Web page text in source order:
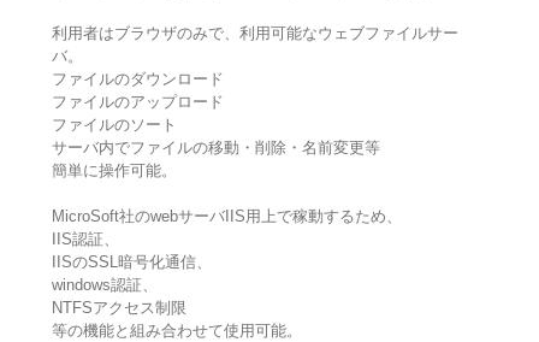
利用者はブラウザのみで、利用可能なウェブファイルサー
バ。
ファイルのダウンロード
ファイルのアップロード
ファイルのソート
サーバ内でファイルの移動・削除・名前変更等
簡単に操作可能。
MicroSoft社のwebサーバIIS用上で稼動するため、
IIS認証、
IISのSSL暗号化通信、
windows認証、
NTFSアクセス制限
等の機能と組み合わせて使用可能。